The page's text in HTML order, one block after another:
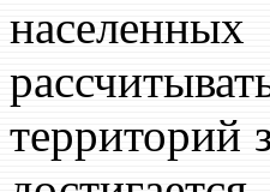
территорий